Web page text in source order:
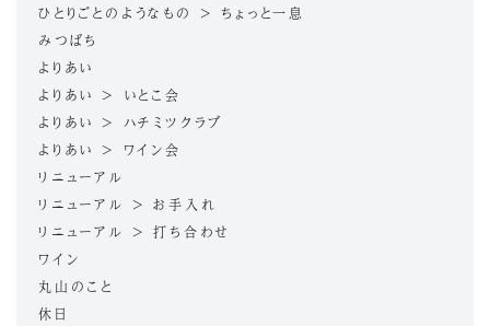
ひとりごとのようなもの > ちょっと一息
みつばち
よりあい
よりあい > いとこ会
よりあい > ハチミツクラブ
よりあい > ワイン会
リニューアル
リニューアル > お手入れ
リニューアル > 打ち合わせ
ワイン
丸山のこと
休日